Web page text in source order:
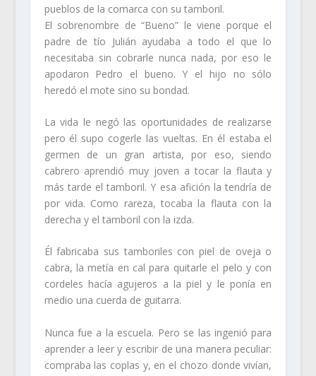
pueblos de la comarca con su tamboril.
El sobrenombre de “Bueno” le viene porque el
padre de tío Julián ayudaba a todo el que lo
necesitaba sin cobrarle nunca nada, por eso le
apodaron Pedro el bueno. Y el hijo no sólo
heredó el mote sino su bondad.
La vida le negó las oportunidades de realizarse
pero él supo cogerle las vueltas. En él estaba el
germen de un gran artista, por eso, siendo
cabrero aprendió muy joven a tocar la flauta y
más tarde el tamboril. Y esa afición la tendría de
por vida. Como rareza, tocaba la flauta con la
derecha y el tamboril con la izda.
Él fabricaba sus tamboriles con piel de oveja o
cabra, la metía en cal para quitarle el pelo y con
cordeles hacía agujeros a la piel y le ponía en
medio una cuerda de guitarra.
Nunca fue a la escuela. Pero se las ingenió para
aprender a leer y escribir de una manera peculiar:
compraba las coplas y, en el chozo donde vivían,